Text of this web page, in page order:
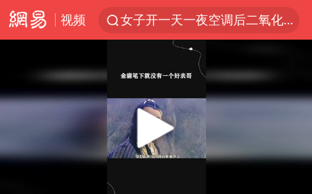
视频
女子开一天一夜空调后二氧化碳中毒
泰国校园枪击案死亡人数升至7人
女孩摆摊卖菌子时收到北大通知书